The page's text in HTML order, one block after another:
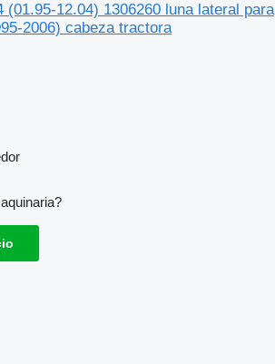
(01.95-12.04) 1306260 luna lateral para
2006) cabeza tractora